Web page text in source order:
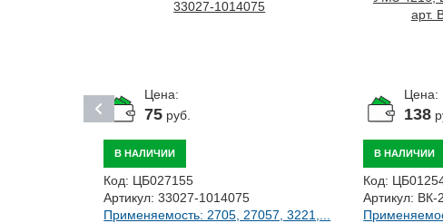
Цена:
75 руб.
В НАЛИЧИИ
Код: ЦБ027155
Артикул: 33027-1014075
Применяемость: 2705, 27057, 3221,...
Цена:
138
В НАЛИЧИИ
Код:
Артикул: ВК-